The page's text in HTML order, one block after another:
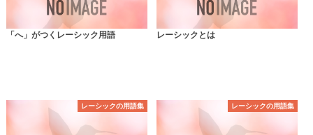
「へ」がつくレーシック用語 レーシックとは
レーシックの用語集 レーシックの用語集